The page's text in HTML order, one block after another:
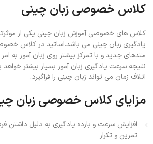
کلاس خصوصی زبان چینی
کلاس های خصوصی آموزش زبان چینی یکی از
یادگیری زبان چینی می باشد.اساتید در کلاس
متدهای جدید و با تمرکز بیشتر روی زبان آموز به
نتیجه سرعت یادگیری زبان آموز بسیار بیشتر خواهد
اتلاف زمان می تواند زبان چینی را فراگیرد.
مزایای کلاس خصوصی زبان
افزایش سرعت و بازده یادگیری به دلیل
تمرین و تکرار